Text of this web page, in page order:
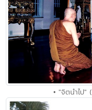
• "จิตนำไป